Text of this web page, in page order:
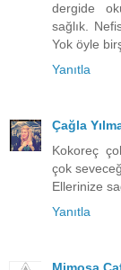
dergide
sağlık.
Yok öyle
Yanıtla
Çağla
Kokoreç
çok
Ellerinize
Yanıtla